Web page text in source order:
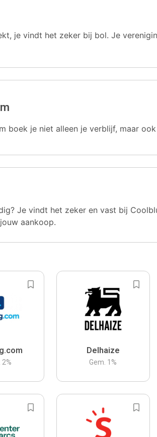
je vindt het zeker bij bol. Je
boek je niet alleen je verblijf, maar
Je vindt het zeker en vast bij
aankoop.
2%
Delhaize
Gem. 1 %